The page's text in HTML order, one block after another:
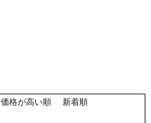
価格が高い順
新着順